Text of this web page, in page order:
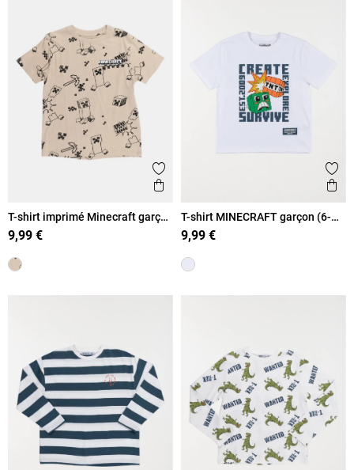
Ajouter aux favoris
Aperçu rapide
T-shirt imprimé Minecraft garçon
(6-12A)
9,99 €
T-shirt MINECRAFT garçon (6-
12A)
9,99 €